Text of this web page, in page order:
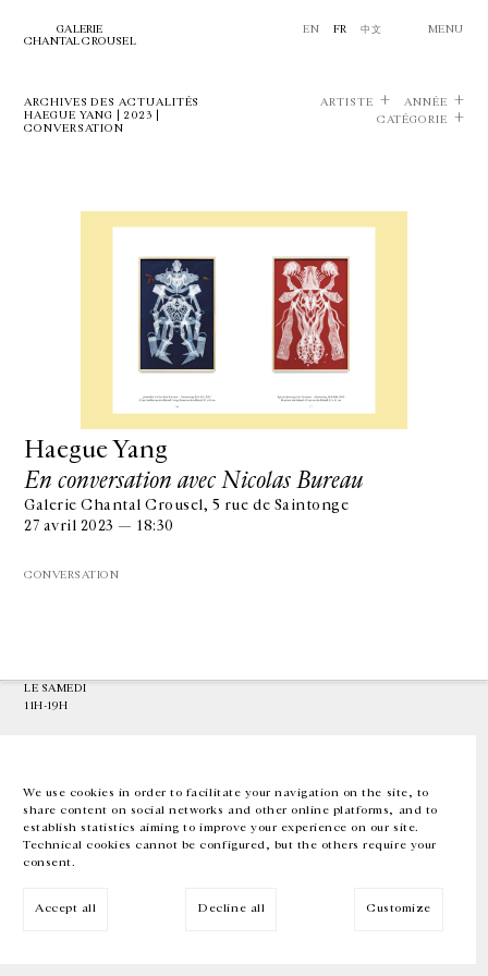
We use cookies in order to facilitate your navigation on the site, to
share content on social networks and other online platforms, and to
establish statistics aiming to improve your experience on our site.
Technical cookies cannot be configured, but the others require your
consent.
Accept all Decline all Customize
GALERIE
CHANTAL CROUSEL
EN FR 中文 MENU
ARCHIVES DES ACTUALITÉS
HAEGUE YANG | 2023 |
CONVERSATION
ARTISTE
ANNÉE
CATÉGORIE
Haegue Yang
En conversation avec Nicolas Bureau
Galerie Chantal Crousel, 5 rue de Saintonge
27 avril 2023 — 18:30
CONVERSATION
T.+33 1 42 77 38 87
LE SAMEDI
11H-19H
EN FR 中文 Facebook Instagram
Inscrivez-vous à notre newsletter